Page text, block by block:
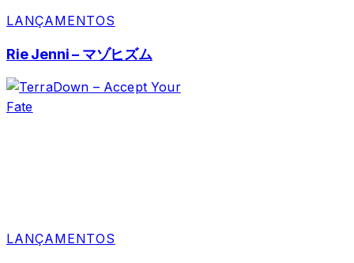
LANÇAMENTOS
Rie Jenni – マゾヒズム
LANÇAMENTOS